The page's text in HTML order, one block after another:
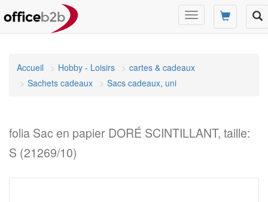
Changer
mode
Accueil
Hobby - Loisirs
cartes & cadeaux
Sachets cadeaux
Sacs cadeaux, uni
folia Sac en papier DORÉ SCINTILLANT, taille:
S (21269/10)